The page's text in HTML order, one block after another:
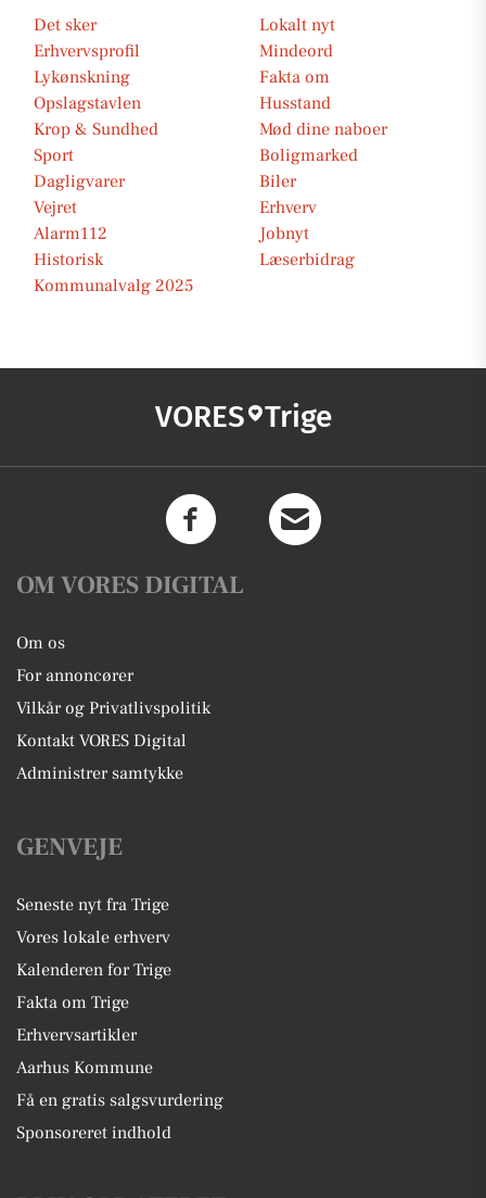
Det sker
Lokalt nyt
Erhvervsprofil
Mindeord
Lykønskning
Fakta om
Opslagstavlen
Husstand
Krop & Sundhed
Mød dine naboer
Sport
Boligmarked
Dagligvarer
Biler
Vejret
Erhverv
Alarm112
Jobnyt
Historisk
Læserbidrag
Kommunalvalg 2025
VORES Trige
OM VORES DIGITAL
Om os
For annoncører
Vilkår og Privatlivspolitik
Kontakt VORES Digital
Administrer samtykke
GENVEJE
Seneste nyt fra Trige
Vores lokale erhverv
Kalenderen for Trige
Fakta om Trige
Erhvervsartikler
Aarhus Kommune
Få en gratis salgsvurdering
Sponsoreret indhold